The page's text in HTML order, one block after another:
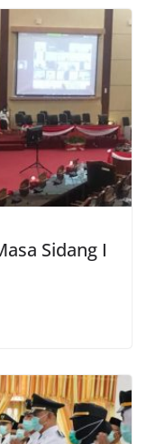
Sidang I